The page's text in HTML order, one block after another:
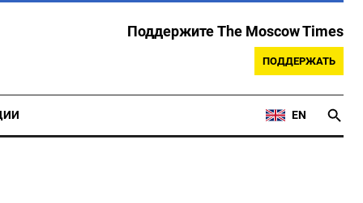
Поддержите The Moscow Times
ПОДДЕРЖАТЬ
EN